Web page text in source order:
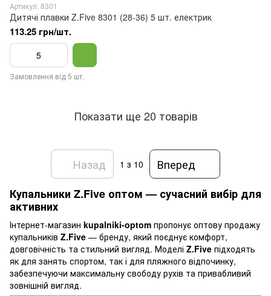
Артикул: 8301
Дитячі плавки Z.Five 8301 (28-36) 5 шт. електрик
113.25 грн/шт.
Замовлення від 5 шт.
Показати ще 20 товарів
Назад 1 з 10
Вперед
Купальники Z.Five оптом — сучасний вибір для
активних
Інтернет-магазин kupalniki-optom пропонує оптову продажу
купальників Z.Five — бренду, який поєднує комфорт,
довговічність та стильний вигляд. Моделі Z.Five підходять
як для занять спортом, так і для пляжного відпочинку,
забезпечуючи максимальну свободу рухів та привабливий
зовнішній вигляд.